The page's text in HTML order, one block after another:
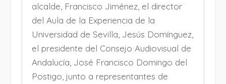
alcalde, Francisco Jiménez, el director
del Aula de la Experiencia de la
Universidad de Sevilla, Jesús Domínguez,
el presidente del Consejo Audiovisual de
Andalucía, José Francisco Domingo del
Postigo, junto a representantes de